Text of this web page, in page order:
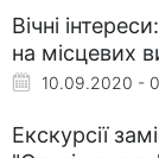
Вічні
на місцевих
10.09.2020 -
Екскурсії